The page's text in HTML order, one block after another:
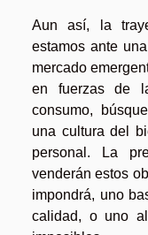
Aun así, la
estamos ante
mercado
en fuerzas de
consumo,
una cultura del
personal. La
venderán estos
impondrá, uno
calidad, o uno